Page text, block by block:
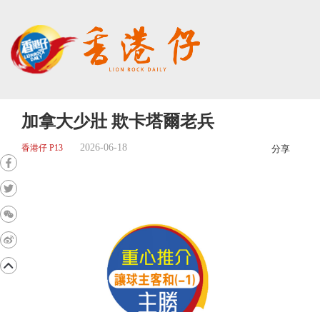
加拿大少壯 欺卡塔爾老兵
香港仔 P13 2026-06-18 分享